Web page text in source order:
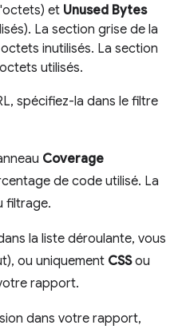
et Unused Bytes
La section grise de la
inutilisés. La section
utilisés.
spécifiez-la dans le filtre
Coverage
de code utilisé. La
filtrage.
la liste déroulante, vous
ou uniquement CSSou
rapport.
dans votre rapport,